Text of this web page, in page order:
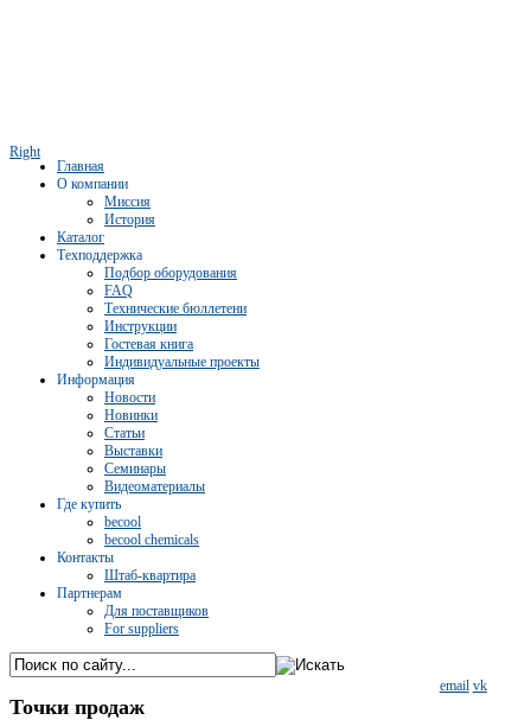
Right
Главная
О компании
Миссия
История
Каталог
Техподдержка
Подбор оборудования
FAQ
Технические бюллетени
Инструкции
Гостевая книга
Индивидуальные проекты
Информация
Новости
Новинки
Статьи
Выставки
Семинары
Видеоматериалы
Где купить
becool
becool chemicals
Контакты
Штаб-квартира
Партнерам
Для поставщиков
For suppliers
email vk
Точки продаж